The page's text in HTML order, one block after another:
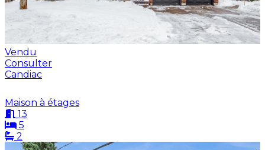
Vendu
Consulter
Candiac
Maison à étages
13
5
2